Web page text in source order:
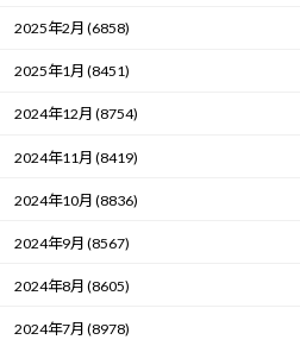
2025年2月 (6858)
2025年1月 (8451)
2024年12月 (8754)
2024年11月 (8419)
2024年10月 (8836)
2024年9月 (8567)
2024年8月 (8605)
2024年7月 (8978)